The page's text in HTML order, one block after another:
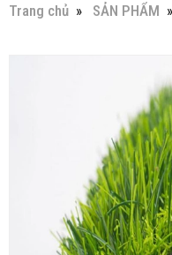
Trang chủ SẢN PHẨM